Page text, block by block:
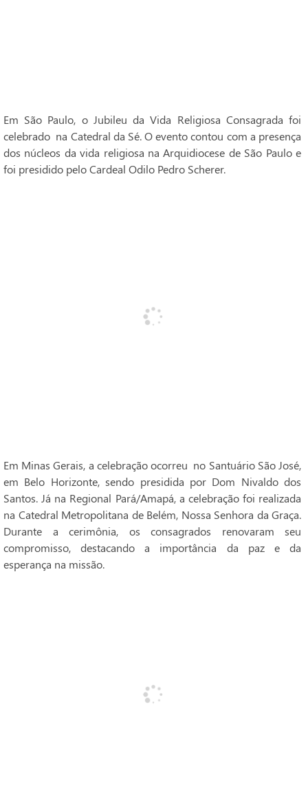
Em São Paulo, o Jubileu da Vida Religiosa Consagrada foi
celebrado na Catedral da Sé. O evento contou com a presença
dos núcleos da vida religiosa na Arquidiocese de São Paulo e
foi presidido pelo Cardeal Odilo Pedro Scherer.
Em Minas Gerais, a celebração ocorreu no Santuário São José,
em Belo Horizonte, sendo presidida por Dom Nivaldo dos
Santos. Já na Regional Pará/Amapá, a celebração foi realizada
na Catedral Metropolitana de Belém, Nossa Senhora da Graça.
Durante a cerimônia, os consagrados renovaram seu
compromisso, destacando a importância da paz e da
esperança na missão.